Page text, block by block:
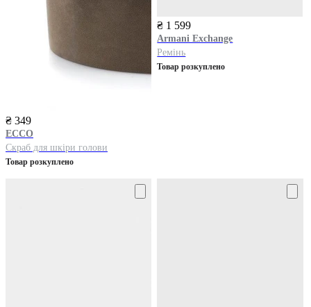
₴ 349
ECCO
Скраб для шкіри голови
Товар розкуплено
₴ 1 599
Armani Exchange
Ремінь
Товар розкуплено